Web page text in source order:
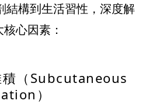
結構到生活習性，深度解
心因素：
積（Subcutaneous
）